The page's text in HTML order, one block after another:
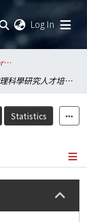
Log In
.National Taiwan University / 國立臺灣大學
高中物理科學研究人才培育計畫
Statistics